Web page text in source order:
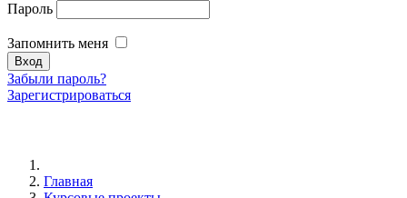
Пароль
Запомнить меня
Забыли пароль?
Зарегистрироваться
Главная